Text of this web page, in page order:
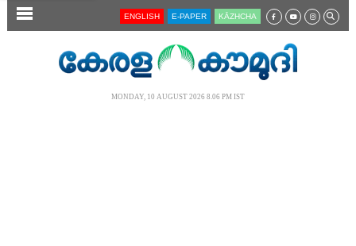
SECTIONS ENGLISH E-PAPER KĀZHCHA
MONDAY, 10 AUGUST 2026 8.06 PM IST